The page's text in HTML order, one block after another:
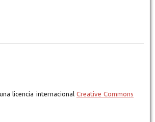
licencia internacional Creative Commons